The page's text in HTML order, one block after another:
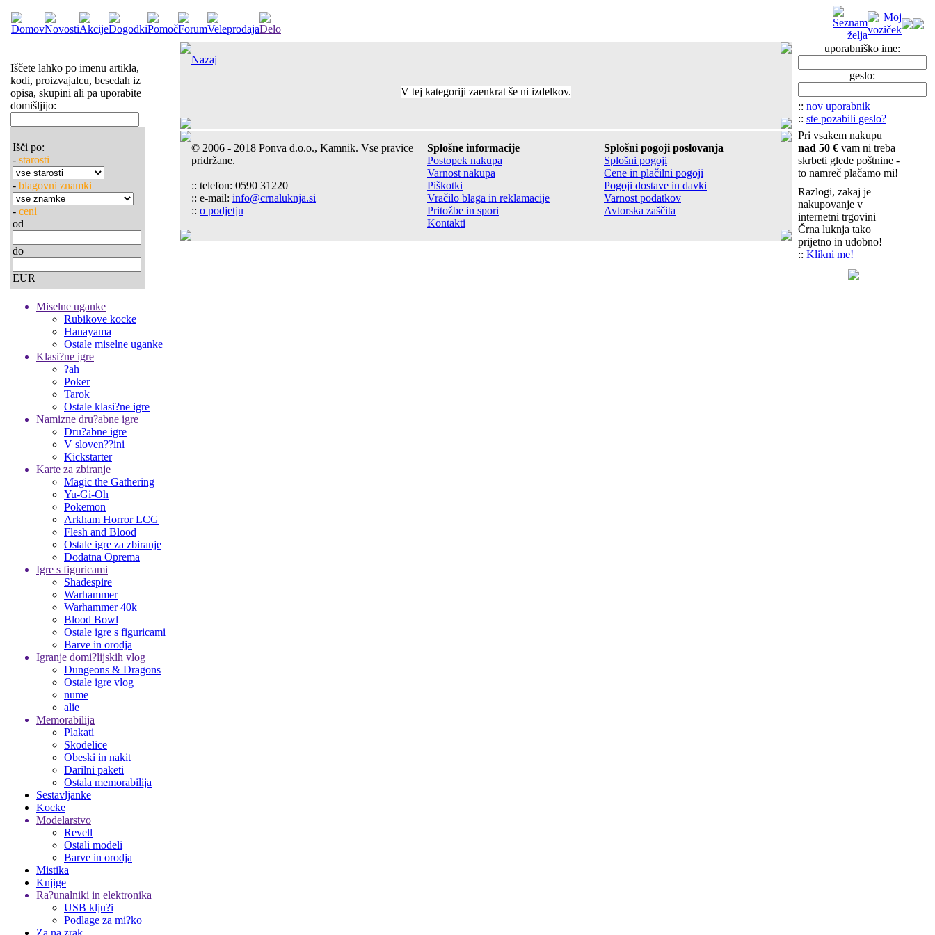
Iščete lahko po imenu artikla,
kodi, proizvajalcu, besedah iz
opisa, skupini ali pa uporabite
domišljijo:
Išči po:
- starosti
- blagovni znamki
- ceni
od
do
EUR
Miselne uganke
Rubikove kocke
Hanayama
Ostale miselne uganke
Klasi?ne igre
?ah
Poker
Tarok
Ostale klasi?ne igre
Namizne dru?abne igre
Dru?abne igre
V sloven??ini
Kickstarter
Karte za zbiranje
Magic the Gathering
Yu-Gi-Oh
Pokemon
Arkham Horror LCG
Flesh and Blood
Ostale igre za zbiranje
Dodatna Oprema
Igre s figuricami
Shadespire
Warhammer
Warhammer 40k
Blood Bowl
Ostale igre s figuricami
Barve in orodja
Igranje domi?lijskih vlog
Dungeons & Dragons
Ostale igre vlog
nume
alie
Memorabilija
Plakati
Skodelice
Obeski in nakit
Darilni paketi
Ostala memorabilija
Sestavljanke
Kocke
Modelarstvo
Revell
Ostali modeli
Barve in orodja
Mistika
Knjige
Ra?unalniki in elektronika
USB klju?i
Podlage za mi?ko
Za na zrak
Nazaj
V tej kategoriji zaenkrat še ni izdelkov.
© 2006 - 2018 Ponva d.o.o., Kamnik. Vse pravice
pridržane.
:: telefon: 0590 31220
:: e-mail: info@crnaluknja.si
:: o podjetju
Splošne informacije
Postopek nakupa
Varnost nakupa
Piškotki
Vračilo blaga in reklamacije
Pritožbe in spori
Kontakti
Splošni pogoji poslovanja
Splošni pogoji
Cene in plačilni pogoji
Pogoji dostave in davki
Varnost podatkov
Avtorska zaščita
uporabniško ime:
geslo:
:: nov uporabnik
:: ste pozabili geslo?
Pri vsakem nakupu
nad 50 € vam ni treba
skrbeti glede poštnine -
to namreč plačamo mi!
Razlogi, zakaj je
nakupovanje v
internetni trgovini
Črna luknja tako
prijetno in udobno!
:: Klikni me!